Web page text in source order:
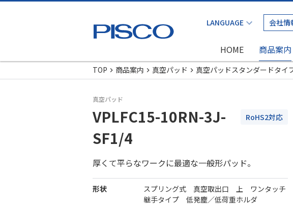
会社情
HOME 商品案内
TOP
商品案内 真空パッド 真空パッドスタンダードタイ
真空パッド
VPLFC15-10RN-3J-
SF1/4
RoHS2対応
厚くて平らなワークに最適な一般形パッド。
形状
スプリング式 真空取出口 上 ワンタッチ
継手タイプ 低発塵／低荷重ホルダ